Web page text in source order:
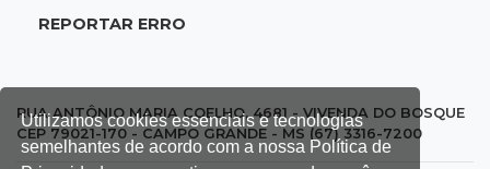
Utilizamos cookies essenciais e tecnologias
semelhantes de acordo com a nossa Política de
cotado a R$ 5,08
19:18 95º caso
REPORTAR ERRO
RUA ANTÔNIO MARIA COELHO, 4681 - VIVENDA DO BOSQUE
CEP 79021-170 - CAMPO GRANDE - MS (67) 3316-7200